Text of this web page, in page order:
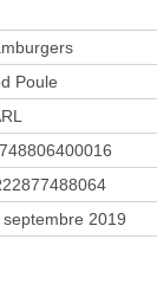
Poule
septembre 2019